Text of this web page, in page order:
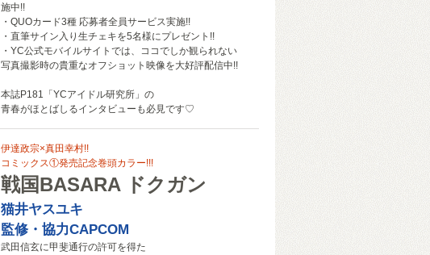
施中!!
・QUOカード3種 応募者全員サービス実施!!
・直筆サイン入り生チェキを5名様にプレゼント!!
・YC公式モバイルサイトでは、ココでしか観られない
写真撮影時の貴重なオフショット映像を大好評配信中!!
本誌P181「YCアイドル研究所」の
青春がほとばしるインタビューも必見です♡
伊達政宗×真田幸村!!
コミックス①発売記念巻頭カラー!!!
戦国BASARA ドクガン
猫井ヤスユキ
監修・協力CAPCOM
武田信玄に甲斐通行の許可を得た